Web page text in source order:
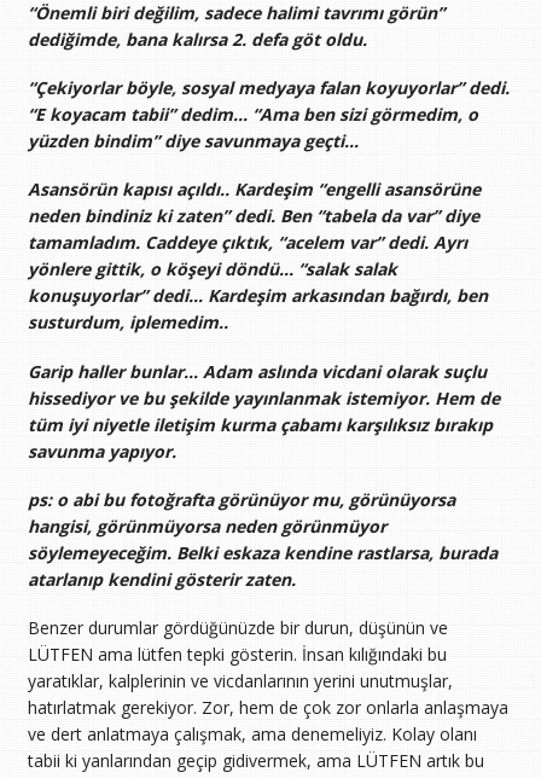
“Önemli biri değilim, sadece halimi tavrımı görün”
dediğimde, bana kalırsa 2. defa göt oldu.
“Çekiyorlar böyle, sosyal medyaya falan koyuyorlar” dedi.
“E koyacam tabii” dedim… “Ama ben sizi görmedim, o
yüzden bindim” diye savunmaya geçti…
Asansörün kapısı açıldı.. Kardeşim “engelli asansörüne
neden bindiniz ki zaten” dedi. Ben “tabela da var” diye
tamamladım. Caddeye çıktık, “acelem var” dedi. Ayrı
yönlere gittik, o köşeyi döndü… “salak salak
konuşuyorlar” dedi… Kardeşim arkasından bağırdı, ben
susturdum, iplemedim..
Garip haller bunlar… Adam aslında vicdani olarak suçlu
hissediyor ve bu şekilde yayınlanmak istemiyor. Hem de
tüm iyi niyetle iletişim kurma çabamı karşılıksız bırakıp
savunma yapıyor.
ps: o abi bu fotoğrafta görünüyor mu, görünüyorsa
hangisi, görünmüyorsa neden görünmüyor
söylemeyeceğim. Belki eskaza kendine rastlarsa, burada
atarlanıp kendini gösterir zaten.
Benzer durumlar gördüğünüzde bir durun, düşünün ve
LÜTFEN ama lütfen tepki gösterin. İnsan kılığındaki bu
yaratıklar, kalplerinin ve vicdanlarının yerini unutmuşlar,
hatırlatmak gerekiyor. Zor, hem de çok zor onlarla anlaşmaya
ve dert anlatmaya çalışmak, ama denemeliyiz. Kolay olanı
tabii ki yanlarından geçip gidivermek, ama LÜTFEN artık bu